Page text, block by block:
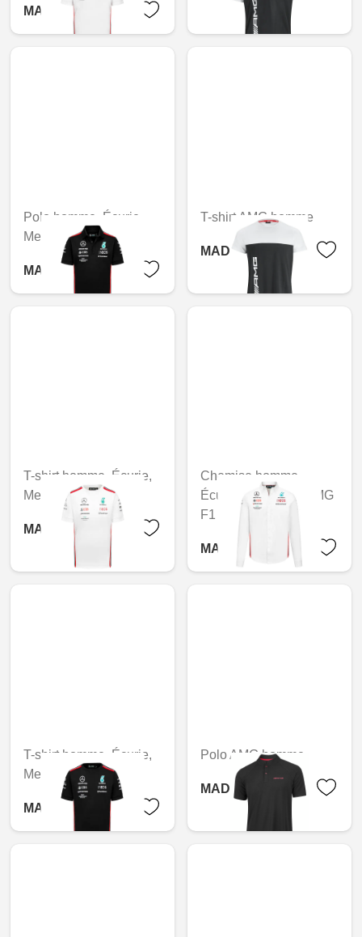
MAD 1,519.20
Polo homme, Écurie,
Mercedes-AMG F1
MAD 1,533.60
T-shirt AMG homme
MAD 903.60
T-shirt homme, Écurie,
Mercedes-AMG F1
MAD 1,267.20
Chemise homme,
Écurie, Mercedes-AMG
F1
MAD 1,941.60
T-shirt homme, Écurie,
Mercedes-AMG F1
MAD 1,267.20
Polo AMG homme
MAD 1,303.20